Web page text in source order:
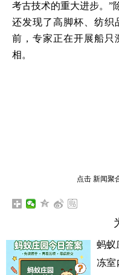
考古技术的重大进步。”
还发现了高脚杯、纺织
前，专家正在开展船只
相。
点击 新闻聚
蚂蚁
冻室